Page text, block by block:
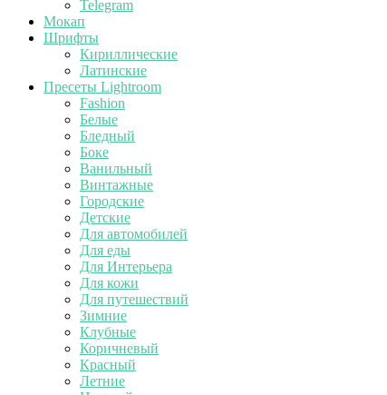
Telegram
Мокап
Шрифты
Кириллические
Латинские
Пресеты Lightroom
Fashion
Белые
Бледный
Боке
Ванильный
Винтажные
Городские
Детские
Для автомобилей
Для еды
Для Интерьера
Для кожи
Для путешествий
Зимние
Клубные
Коричневый
Красный
Летние